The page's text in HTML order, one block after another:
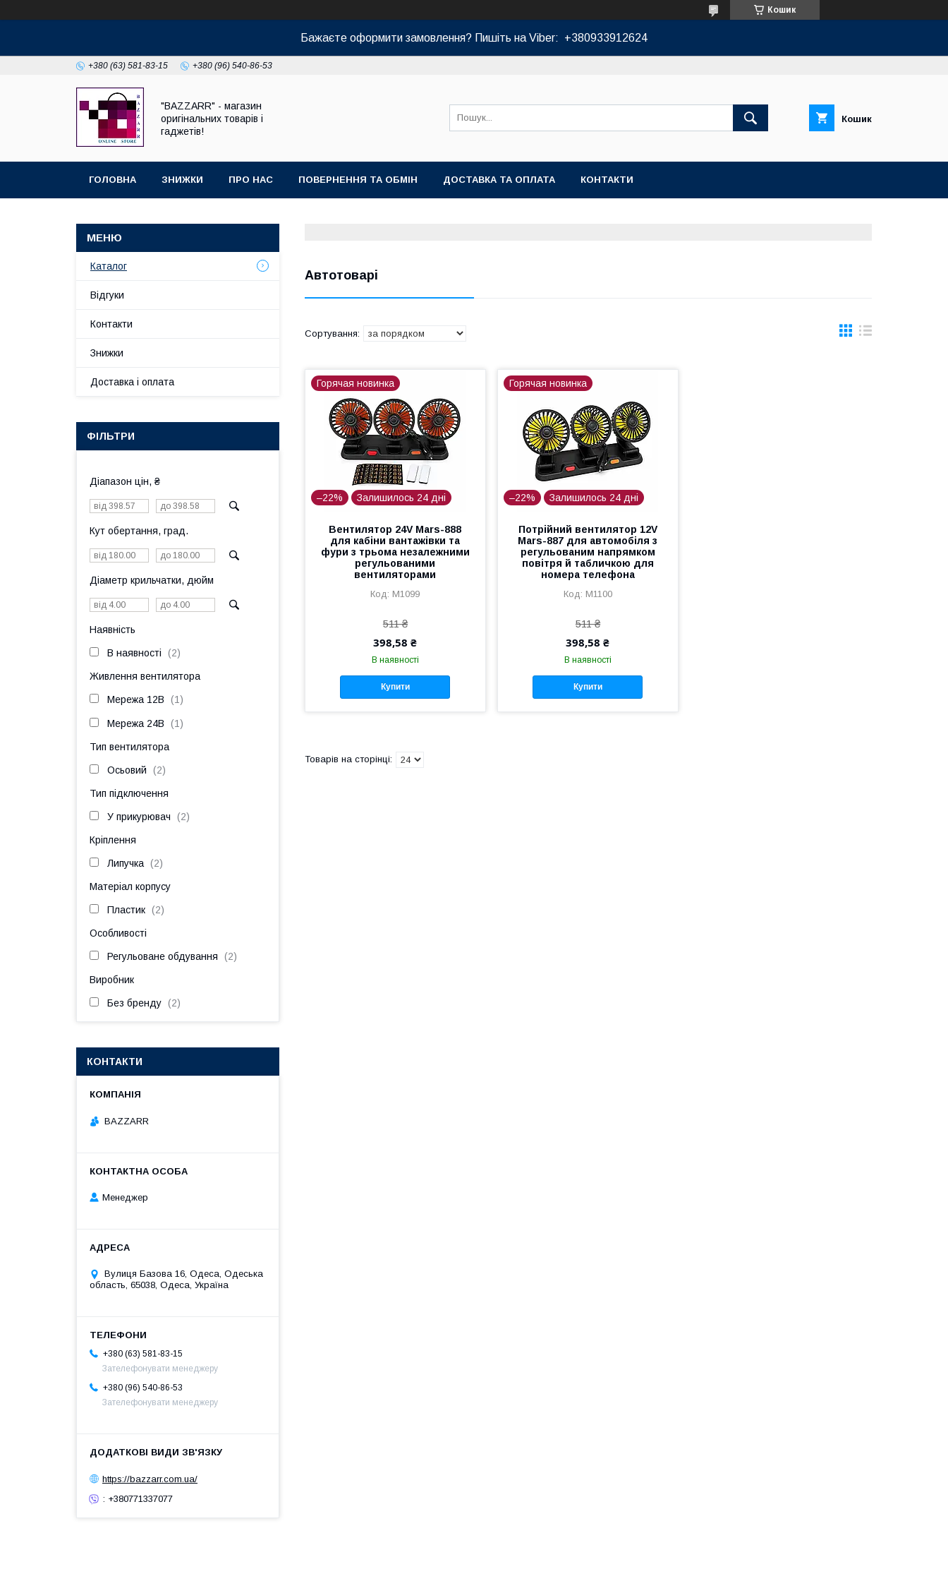
Кошик
Бажаєте оформити замовлення? Пишіть на Viber: +380933912624
+380 (63) 581-83-15 +380 (96) 540-86-53
"BAZZARR" - магазин
оригінальних товарів і
гаджетів!
Кошик
ГОЛОВНА ЗНИЖКИ ПРО НАС ПОВЕРНЕННЯ ТА ОБМІН ДОСТАВКА ТА ОПЛАТА КОНТАКТИ
Автотоварі
Горячая новинка
–22% Залишилось 24 дні
Вентилятор 24V Mars-888
для кабіни вантажівки та
фури з трьома незалежними
регульованими
вентиляторами
M1099
511 ₴
398,58 ₴
В наявності
Купити
Горячая новинка
–22% Залишилось 24 дні
Потрійний вентилятор 12V
Mars-887 для автомобіля з
регульованим напрямком
повітря й табличкою для
номера телефона
M1100
511 ₴
398,58 ₴
В наявності
Купити
Каталог
Відгуки
Контакти
Знижки
Доставка і оплата
ФІЛЬТРИ
Діапазон цін, ₴
Кут обертання, град.
Діаметр крильчатки, дюйм
Наявність
В наявності 2
Живлення вентилятора
Мережа 12В 1
Мережа 24В 1
Тип вентилятора
Осьовий 2
Тип підключення
У прикурювач 2
Кріплення
Липучка 2
Матеріал корпусу
Пластик 2
Особливості
Регульоване обдування 2
Виробник
Без бренду 2
КОНТАКТИ
BAZZARR
Менеджер
Вулиця Базова 16, Одеса, Одеська
область, 65038, Одеса, Україна
+380 (63) 581-83-15
Зателефонувати менеджеру
+380 (96) 540-86-53
Зателефонувати менеджеру
https://bazzarr.com.ua/
: +380771337077